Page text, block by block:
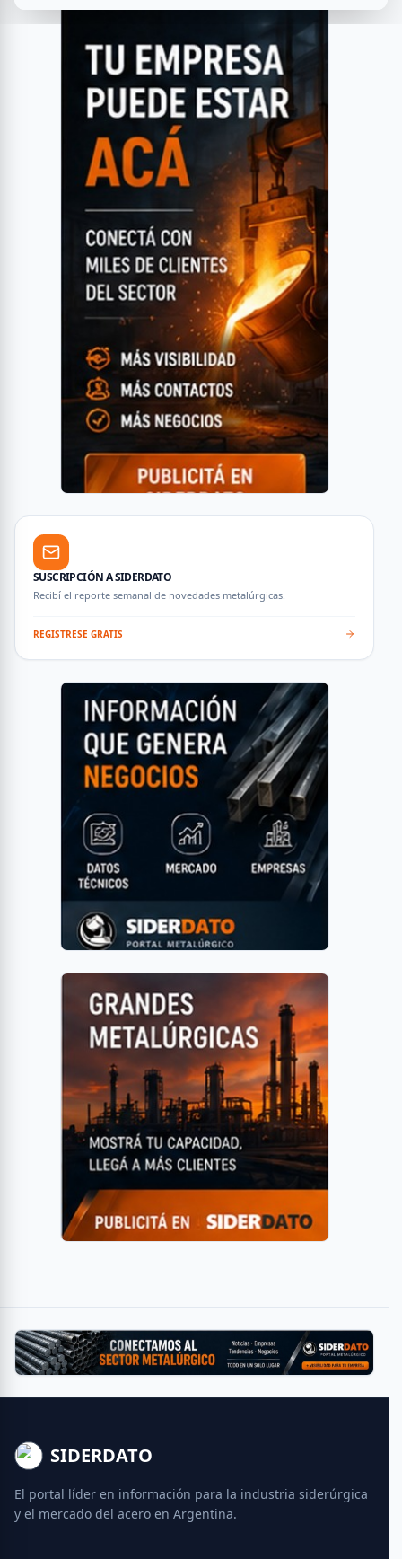
SUSCRIPCIÓN A SIDERDATO
Recibí el reporte semanal de novedades metalúrgicas.
REGISTRESE GRATIS
SIDERDATO
El portal líder en información para la industria siderúrgica
y el mercado del acero en Argentina.